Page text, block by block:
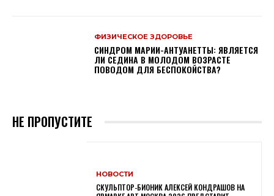
ФИЗИЧЕСКОЕ ЗДОРОВЬЕ
СИНДРОМ МАРИИ-АНТУАНЕТТЫ: ЯВЛЯЕТСЯ
ЛИ СЕДИНА В МОЛОДОМ ВОЗРАСТЕ
ПОВОДОМ ДЛЯ БЕСПОКОЙСТВА?
НЕ ПРОПУСТИТЕ
НОВОСТИ
СКУЛЬПТОР-БИОНИК АЛЕКСЕЙ КОНДРАШОВ НА